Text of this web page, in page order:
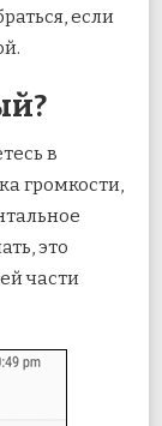
если
в
громкости,
это
части